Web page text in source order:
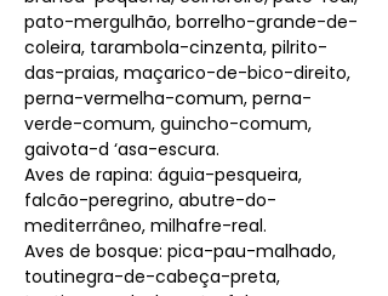
pato-mergulhão, borrelho-grande-de-
coleira, tarambola-cinzenta, pilrito-
das-praias, maçarico-de-bico-direito,
perna-vermelha-comum, perna-
verde-comum, guincho-comum,
gaivota-d ‘asa-escura.
Aves de rapina: águia-pesqueira,
falcão-peregrino, abutre-do-
mediterrâneo, milhafre-real.
Aves de bosque: pica-pau-malhado,
toutinegra-de-cabeça-preta,